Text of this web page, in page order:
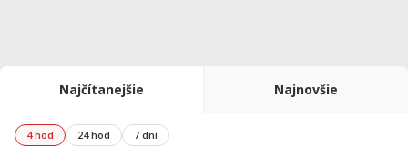
Najčítanejšie Najnovšie
4 hod 24 hod 7 dní